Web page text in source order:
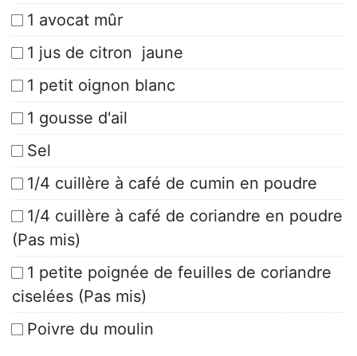
1 avocat mûr
1 jus de citron jaune
1 petit oignon blanc
1 gousse d'ail
Sel
1/4 cuillère à café de cumin en poudre
1/4 cuillère à café de coriandre en poudre
(Pas mis)
1 petite poignée de feuilles de coriandre
ciselées (Pas mis)
Poivre du moulin